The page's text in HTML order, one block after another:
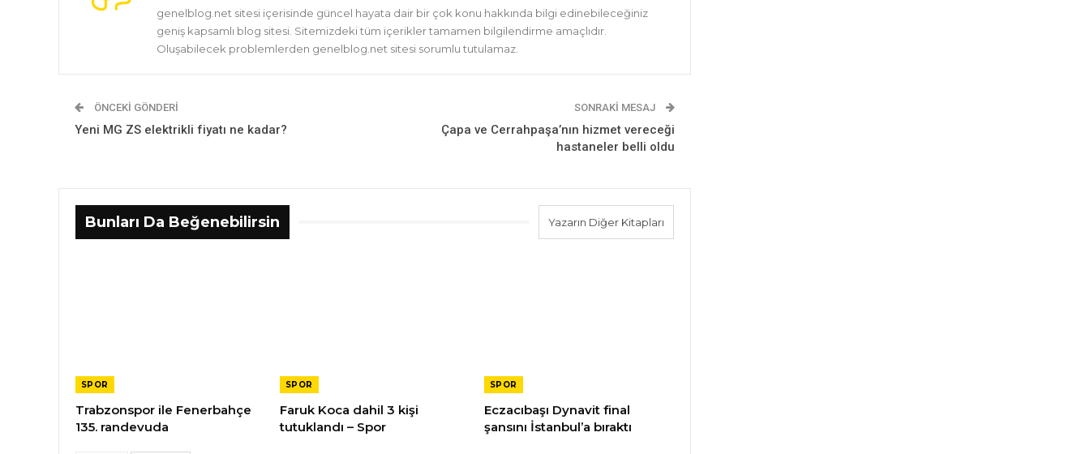
genelblog.net sitesi içerisinde güncel hayata dair bir çok konu hakkında bilgi edinebileceğiniz
geniş kapsamlı blog sitesi. Sitemizdeki tüm içerikler tamamen bilgilendirme amaçlıdır.
Oluşabilecek problemlerden genelblog.net sitesi sorumlu tutulamaz.
ÖNCEKI GÖNDERI
Yeni MG ZS elektrikli fiyatı ne kadar?
SONRAKI MESAJ
Çapa ve Cerrahpaşa’nın hizmet vereceği
hastaneler belli oldu
Bunları Da Beğenebilirsin Yazarın Diğer Kitapları
SPOR
Trabzonspor ile Fenerbahçe
135. randevuda
SPOR
Faruk Koca dahil 3 kişi
tutuklandı – Spor
SPOR
Eczacıbaşı Dynavit final
şansını İstanbul’a bıraktı